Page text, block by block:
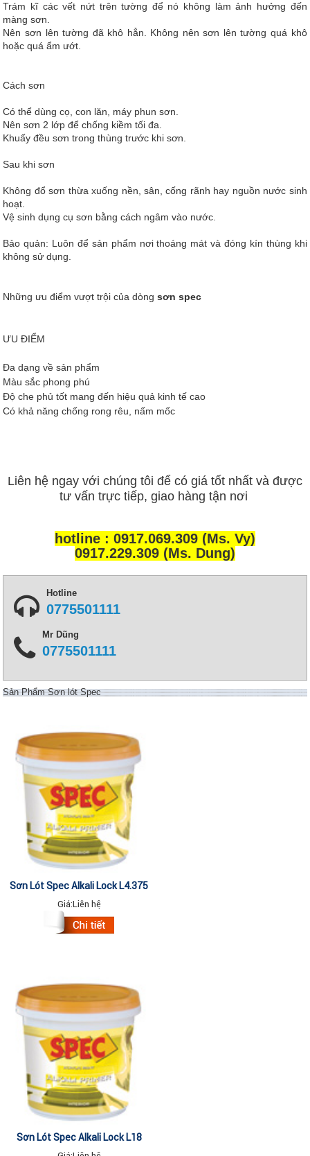
Trám kĩ các vết nứt trên tường để nó không làm ảnh hưởng đến
màng sơn.
Nên sơn lên tường đã khô hẳn. Không nên sơn lên tường quá khô
hoặc quá ẩm ướt.
Cách sơn
Có thể dùng cọ, con lăn, máy phun sơn.
Nên sơn 2 lớp để chống kiềm tối đa.
Khuấy đều sơn trong thùng trước khi sơn.
Sau khi sơn
Không đổ sơn thừa xuống nền, sân, cống rãnh hay nguồn nước sinh
hoạt.
Vệ sinh dụng cụ sơn bằng cách ngâm vào nước.
Bảo quản: Luôn để sản phẩm nơi thoáng mát và đóng kín thùng khi
không sử dụng.
Những ưu điểm vượt trội của dòngsơn spec
ƯU ĐIỂM
Đa dạng về sản phẩm
Màu sắc phong phú
Độ che phủ tốt mang đến hiệu quả kinh tế cao
Có khả năng chống rong rêu, nấm mốc
Liên hệ ngay với chúng tôi để có giá tốt nhất và được
tư vấn trực tiếp, giao hàng tận nơi
hotline : 0917.069.309 (Ms. Vy)
0917.229.309 (Ms. Dung)
Hotline
0775501111
Mr Dũng
0775501111
Sản Phẩm Sơn lót Spec
Sơn Lót Spec Alkali Lock L4.375
4.375Lit
Giá:Liên hệ
Sơn Lót Spec Alkali Lock L18